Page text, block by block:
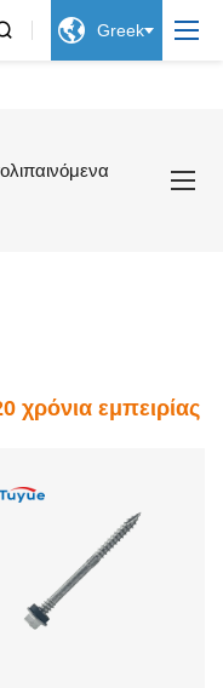
 Greek
χρόνια εμπειρίας